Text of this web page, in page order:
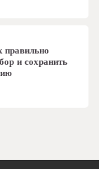
и сохранить